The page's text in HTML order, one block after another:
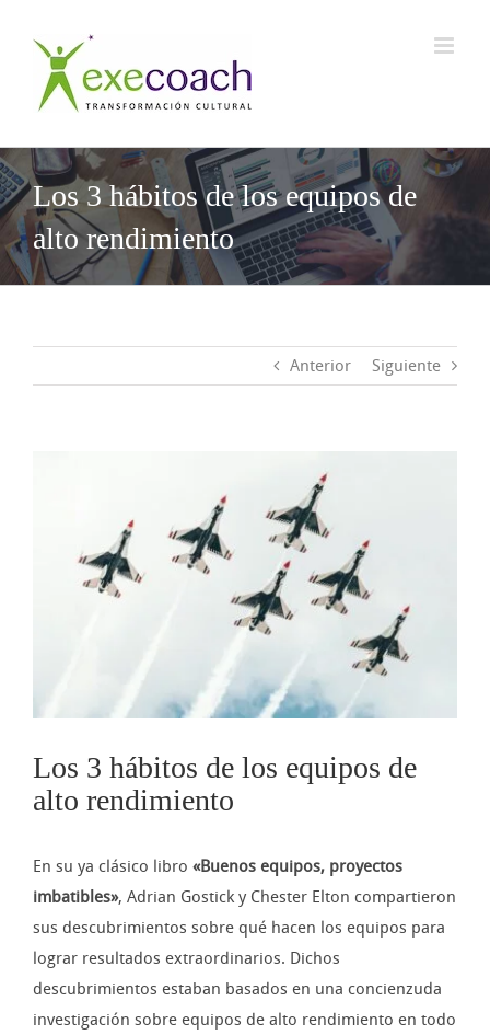
contenido
Los 3 hábitos de los equipos de
alto rendimiento
Anterior Siguiente
grande
Los 3 hábitos de los equipos de
alto rendimiento
En su ya clásico libro «Buenos equipos, proyectos
imbatibles», Adrian Gostick y Chester Elton compartieron
sus descubrimientos sobre qué hacen los equipos para
lograr resultados extraordinarios. Dichos
descubrimientos estaban basados en una concienzuda
investigación sobre equipos de alto rendimiento en todo